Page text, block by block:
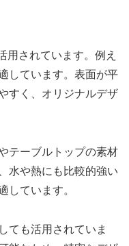
用されています。例え
しています。表面が平
すく、オリジナルデザ
テーブルトップの素材
水や熱にも比較的強い
しています。
ても活用されていま